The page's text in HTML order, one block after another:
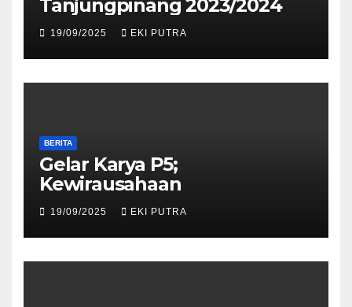
Tanjungpinang 2023/2024
19/09/2025 EKI PUTRA
BERITA
Gelar Karya P5;
Kewirausahaan
19/09/2025 EKI PUTRA